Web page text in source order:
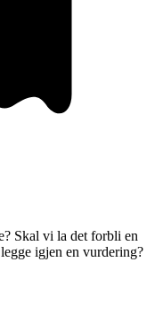
Skal vi la det forbli en
igjen en vurdering?